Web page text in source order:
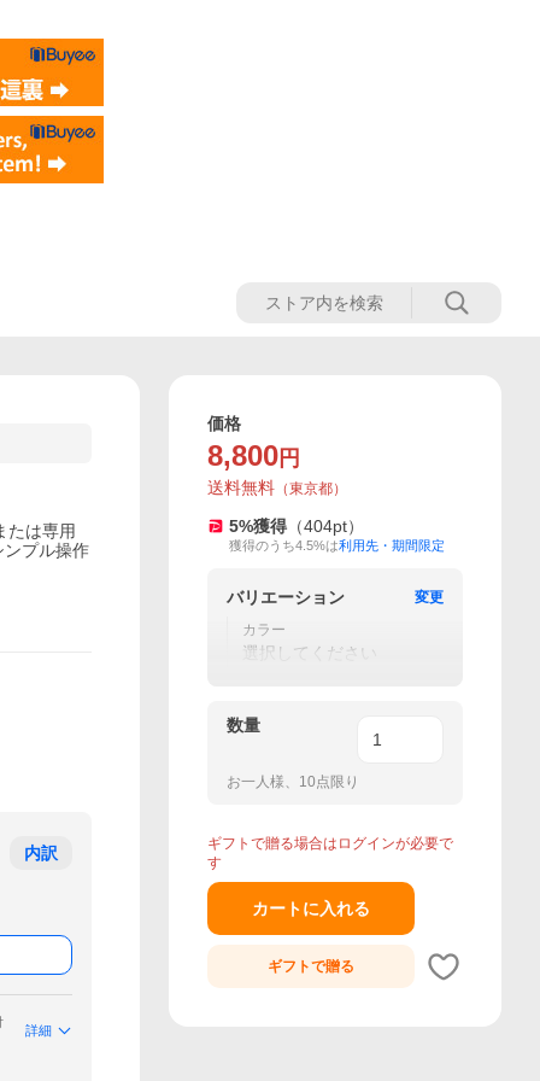
たは専用
プル操作
内訳
詳細
価格
8,800 円
送料無料 （東京都）
5%獲得 （404pt）
獲得のうち4.5%は利用先・期間限定
バリエーション
変更
カラー
選択してください
数量
お一人様、10点限り
ギフトで贈る場合はログインが必要で
す
カートに入れる
ギフトで贈る